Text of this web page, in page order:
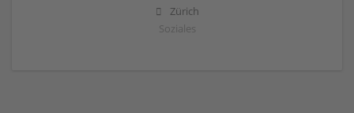
Zürich
Soziales